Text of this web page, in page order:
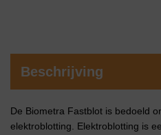
Beschrijving
De Biometra Fastblot is bedoeld
elektroblotting. Elektroblotting is